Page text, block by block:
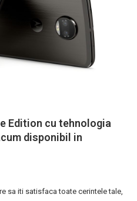
Edition cu tehnologia
disponibil in
sa iti satisfaca toate cerintele tale,